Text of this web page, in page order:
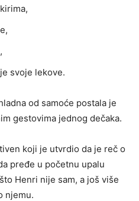
svoje lekove.
od samoće postala je
gestovima jednog dečaka.
koji je utvrdio da je reč o
pređe u početnu upalu
Henri nije sam, a još više
njemu.